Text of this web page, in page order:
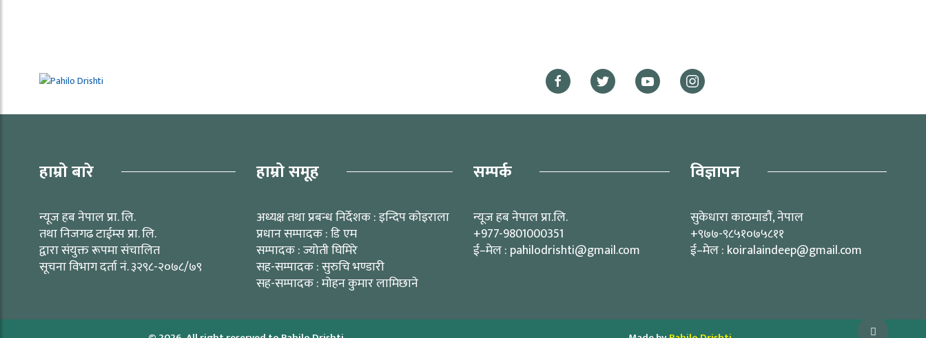
हाम्रो बारे
न्यूज हब नेपाल प्रा. लि.
तथा निजगढ टाईम्स प्रा. लि.
द्वारा संयुक्त रूपमा संचालित
सूचना विभाग दर्ता नं. ३२९८-२०७८/७९
हाम्रो समूह
अध्यक्ष तथा प्रबन्ध निर्देशक : इन्दिप कोइराला
प्रधान सम्पादक : डि एम
सम्पादक : ज्योती घिमिरे
सह-सम्पादक : सुरुचि भण्डारी
सह-सम्पादक : मोहन कुमार लामिछाने
सम्पर्क
न्यूज हब नेपाल प्रा.लि.
+977-9801000351
ई–मेल : pahilodrishti@gmail.com
विज्ञापन
सुकेधारा काठमाडौं, नेपाल
+९७७-९८५१०७५८११
ई–मेल : koiralaindeep@gmail.com